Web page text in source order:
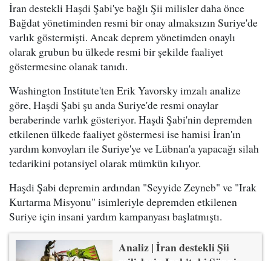
İran destekli Haşdi Şabi'ye bağlı Şii milisler daha önce
Bağdat yönetiminden resmi bir onay almaksızın Suriye'de
varlık göstermişti. Ancak deprem yönetimden onaylı
olarak grubun bu ülkede resmi bir şekilde faaliyet
göstermesine olanak tanıdı.
Washington Institute'ten Erik Yavorsky imzalı analize
göre, Haşdi Şabi şu anda Suriye'de resmi onaylar
beraberinde varlık gösteriyor. Haşdi Şabi'nin depremden
etkilenen ülkede faaliyet göstermesi ise hamisi İran'ın
yardım konvoyları ile Suriye'ye ve Lübnan'a yapacağı silah
tedarikini potansiyel olarak mümkün kılıyor.
Haşdi Şabi depremin ardından "Seyyide Zeyneb" ve "Irak
Kurtarma Misyonu" isimleriyle depremden etkilenen
Suriye için insani yardım kampanyası başlatmıştı.
Analiz | İran destekli Şii